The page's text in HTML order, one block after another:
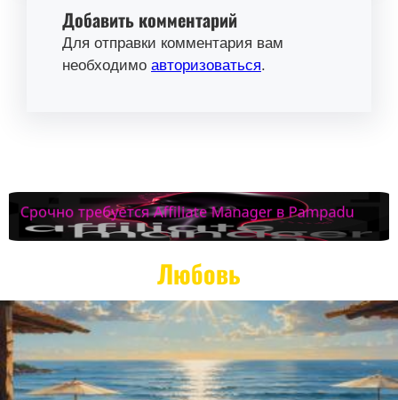
Добавить комментарий
Для отправки комментария вам
необходимо авторизоваться.
Любовь